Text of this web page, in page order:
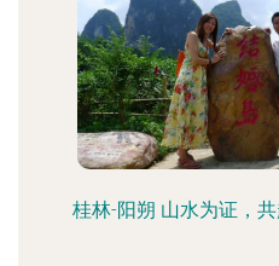
桂林-阳朔 山水为证，